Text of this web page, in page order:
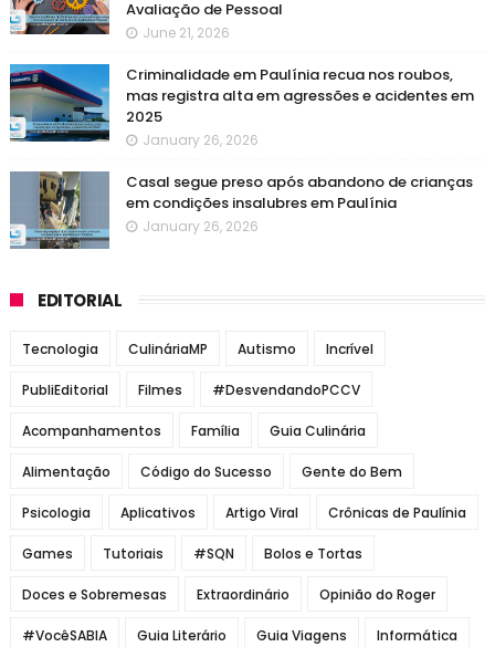
Avaliação de Pessoal
June 21, 2026
Criminalidade em Paulínia recua nos roubos,
mas registra alta em agressões e acidentes em
2025
January 26, 2026
Casal segue preso após abandono de crianças
em condições insalubres em Paulínia
January 26, 2026
EDITORIAL
Tecnologia CulináriaMP Autismo Incrível
PubliEditorial Filmes #DesvendandoPCCV
Acompanhamentos Família Guia Culinária
Alimentação Código do Sucesso Gente do Bem
Psicologia Aplicativos Artigo Viral Crônicas de Paulínia
Games Tutoriais #SQN Bolos e Tortas
Doces e Sobremesas Extraordinário Opinião do Roger
#VocêSABIA Guia Literário Guia Viagens Informática